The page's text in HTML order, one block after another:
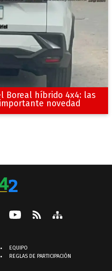
Boreal híbrido 4x4: las
novedad
EQUIPO
REGLAS DE PARTICIPACIÓN